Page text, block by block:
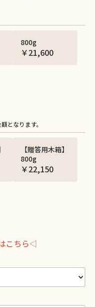
800g
￥21,600
となります。
【贈答用木箱】
800g
￥22,150
こちら◁